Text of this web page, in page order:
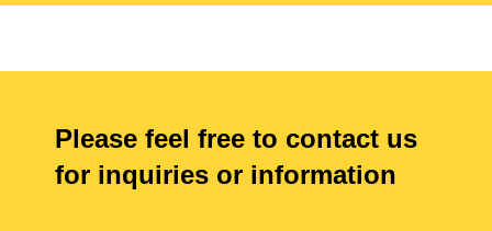
Please feel free to contact us
for inquiries or information